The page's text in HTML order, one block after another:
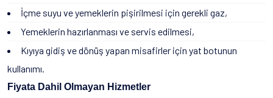
İçme suyu ve yemeklerin pişirilmesi için gerekli gaz,
Yemeklerin hazırlanması ve servis edilmesi,
Kıyıya gidiş ve dönüş yapan misafirler için yat botunun
kullanımı.
Fiyata Dahil Olmayan Hizmetler